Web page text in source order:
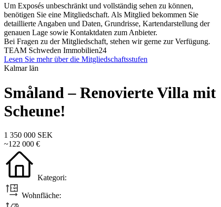
Um Exposés unbeschränkt und vollständig sehen zu können,
benötigen Sie eine Mitgliedschaft. Als Mitglied bekommen Sie
detaillierte Angaben und Daten, Grundrisse, Kartendarstellung der
genauen Lage sowie Kontaktdaten zum Anbieter.
Bei Fragen zu der Mitgliedschaft, stehen wir gerne zur Verfügung.
TEAM Schweden Immobilien24
Lesen Sie mehr über die Mitgliedschaftsstufen
Kalmar län
Småland – Renovierte Villa mit
Scheune!
1 350 000 SEK
~122 000 €
Kategori:
Wohnfläche: